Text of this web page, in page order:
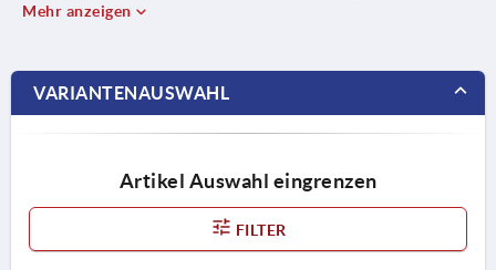
Mehr anzeigen
VARIANTENAUSWAHL
Artikel Auswahl eingrenzen
FILTER